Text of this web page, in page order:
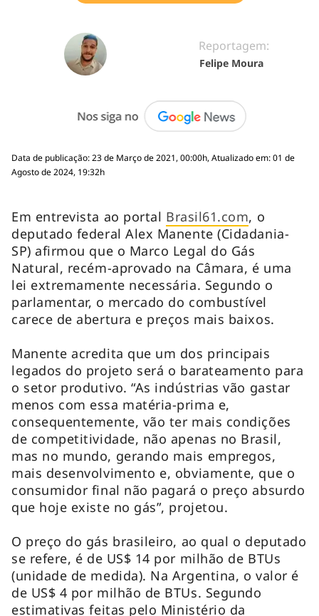
Reportagem:
Felipe Moura
Data de publicação: 23 de Março de 2021, 00:00h, Atualizado em: 01 de
Agosto de 2024, 19:32h
Em entrevista ao portal Brasil61.com, o
deputado federal Alex Manente (Cidadania-
SP) afirmou que o Marco Legal do Gás
Natural, recém-aprovado na Câmara, é uma
lei extremamente necessária. Segundo o
parlamentar, o mercado do combustível
carece de abertura e preços mais baixos.
Manente acredita que um dos principais
legados do projeto será o barateamento para
o setor produtivo. “As indústrias vão gastar
menos com essa matéria-prima e,
consequentemente, vão ter mais condições
de competitividade, não apenas no Brasil,
mas no mundo, gerando mais empregos,
mais desenvolvimento e, obviamente, que o
consumidor final não pagará o preço absurdo
que hoje existe no gás”, projetou.
O preço do gás brasileiro, ao qual o deputado
se refere, é de US$ 14 por milhão de BTUs
(unidade de medida). Na Argentina, o valor é
de US$ 4 por milhão de BTUs. Segundo
estimativas feitas pelo Ministério da